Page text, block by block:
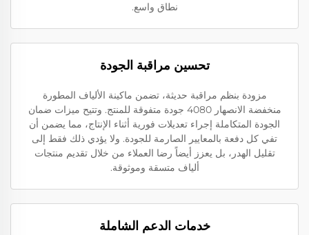
نطاق واسع.
تحسين مراقبة الجودة
مزودة بنظم مراقبة حديثة، تضمن ماكينة الألياف المطورة
منخفضة الانصهار 4080 جودة متفوقة للمنتج. وتتيح ميزات ضمان
الجودة المتكاملة إجراء تعديلات فورية أثناء الإنتاج، مما يضمن أن
تفي كل دفعة بالمعايير الصارمة للجودة. ولا يؤدي ذلك فقط إلى
تقليل الهدر، بل يعزز أيضاً رضا العملاء من خلال تقديم منتجات
ألياف متسقة وموثوقة.
خدمات الدعم الشاملة